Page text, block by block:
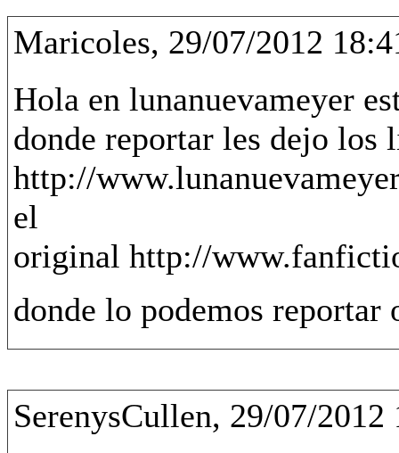
Maricoles, 29/07/2012
Hola en lunanuevameyer
donde reportar les dejo los
http://
el
original http://
donde lo podemos
SerenysCullen, 29/07/2012